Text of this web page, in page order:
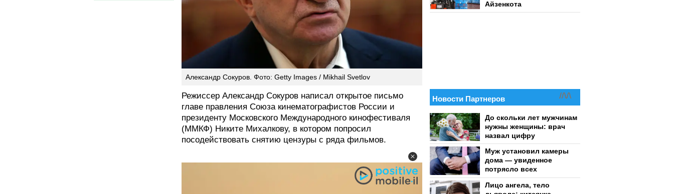
Александр Сокуров. Фото: Getty Images / Mikhail Svetlov
Режиссер Александр Сокуров написал открытое письмо
главе правления Союза кинематографистов России и
президенту Московского Международного кинофестиваля
(ММКФ) Никите Михалкову, в котором попросил
посодействовать снятию цензуры с ряда фильмов.
Айзенкота